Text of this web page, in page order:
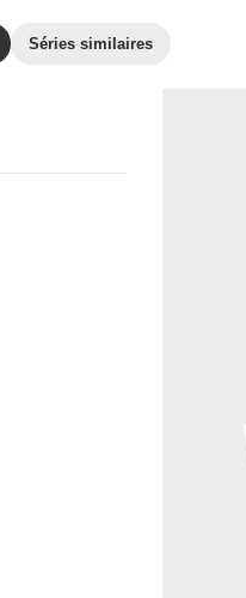
Séries similaires